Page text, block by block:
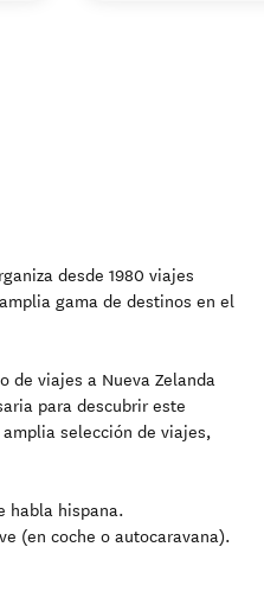
desde 1980 viajes
gama de destinos en el
de viajes a Nueva Zelanda
para descubrir este
selección de viajes,
habla hispana.
(en coche o autocaravana).